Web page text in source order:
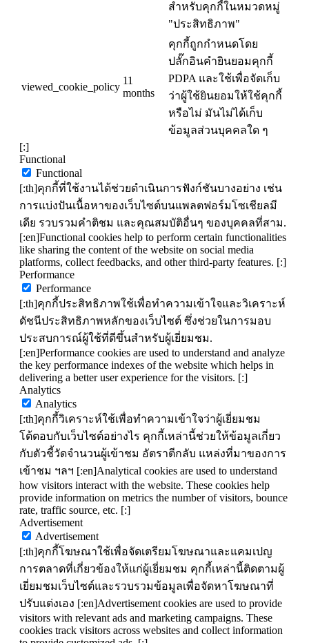
สำหรับคุกกี้ในหมวดหมู่
"ประสิทธิภาพ"
viewed_cookie_policy
11
months
คุกกี้ถูกกำหนดโดย
ปลั๊กอินคำยินยอมคุกกี้
PDPA และใช้เพื่อจัดเก็บ
ว่าผู้ใช้ยินยอมให้ใช้คุกกี้
หรือไม่ มันไม่ได้เก็บ
ข้อมูลส่วนบุคคลใด ๆ
[:]
Functional
Functional
[:th]คุกกี้ที่ใช้งานได้ช่วยดำเนินการฟังก์ชันบางอย่าง เช่น
การแบ่งปันเนื้อหาของเว็บไซต์บนแพลตฟอร์มโซเชียลมี
เดีย รวบรวมคำติชม และคุณสมบัติอื่นๆ ของบุคคลที่สาม.
[:en]Functional cookies help to perform certain functionalities
like sharing the content of the website on social media
platforms, collect feedbacks, and other third-party features. [:]
Performance
Performance
[:th]คุกกี้ประสิทธิภาพใช้เพื่อทำความเข้าใจและวิเคราะห์
ดัชนีประสิทธิภาพหลักของเว็บไซต์ ซึ่งช่วยในการมอบ
ประสบการณ์ผู้ใช้ที่ดีขึ้นสำหรับผู้เยี่ยมชม.
[:en]Performance cookies are used to understand and analyze
the key performance indexes of the website which helps in
delivering a better user experience for the visitors. [:]
Analytics
Analytics
[:th]คุกกี้วิเคราะห์ใช้เพื่อทำความเข้าใจว่าผู้เยี่ยมชม
โต้ตอบกับเว็บไซต์อย่างไร คุกกี้เหล่านี้ช่วยให้ข้อมูลเกี่ยว
กับตัวชี้วัดจำนวนผู้เข้าชม อัตราตีกลับ แหล่งที่มาของการ
เข้าชม ฯลฯ [:en]Analytical cookies are used to understand
how visitors interact with the website. These cookies help
provide information on metrics the number of visitors, bounce
rate, traffic source, etc. [:]
Advertisement
Advertisement
[:th]คุกกี้โฆษณาใช้เพื่อจัดเตรียมโฆษณาและแคมเปญ
การตลาดที่เกี่ยวข้องให้แก่ผู้เยี่ยมชม คุกกี้เหล่านี้ติดตามผู้
เยี่ยมชมเว็บไซต์และรวบรวมข้อมูลเพื่อจัดหาโฆษณาที่
ปรับแต่งเอง [:en]Advertisement cookies are used to provide
visitors with relevant ads and marketing campaigns. These
cookies track visitors across websites and collect information